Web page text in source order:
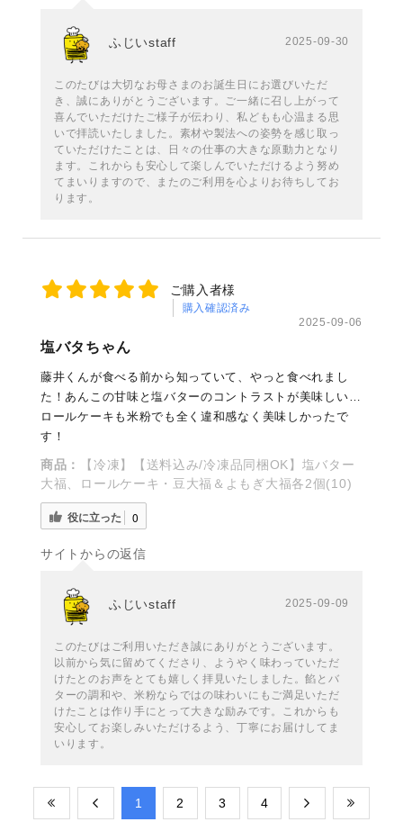
ふじいstaff 2025-09-30
このたびは大切なお母さまのお誕生日にお選びいただ
き、誠にありがとうございます。ご一緒に召し上がって
喜んでいただけたご様子が伝わり、私どもも心温まる思
いで拝読いたしました。素材や製法への姿勢を感じ取っ
ていただけたことは、日々の仕事の大きな原動力となり
ます。これからも安心して楽しんでいただけるよう努め
てまいりますので、またのご利用を心よりお待ちしてお
ります。
ご購入者様
購入確認済み
2025-09-06
塩バタちゃん
藤井くんが食べる前から知っていて、やっと食べれまし
た！あんこの甘味と塩バターのコントラストが美味しい…
ロールケーキも米粉でも全く違和感なく美味しかったで
す！
商品：
【冷凍】【送料込み/冷凍品同梱OK】塩バター
大福、ロールケーキ・豆大福＆よもぎ大福各2個(10)
役に立った 0
サイトからの返信
ふじいstaff 2025-09-09
このたびはご利用いただき誠にありがとうございます。
以前から気に留めてくださり、ようやく味わっていただ
けたとのお声をとても嬉しく拝見いたしました。餡とバ
ターの調和や、米粉ならではの味わいにもご満足いただ
けたことは作り手にとって大きな励みです。これからも
安心してお楽しみいただけるよう、丁寧にお届けしてま
いります。
​1 ​2 ​3 ​4